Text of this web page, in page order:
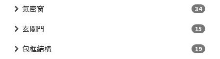
氣密窗 34
玄關門 15
包框結構 19